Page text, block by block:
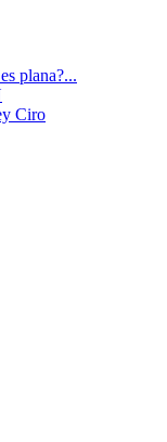
plana?...
Ciro